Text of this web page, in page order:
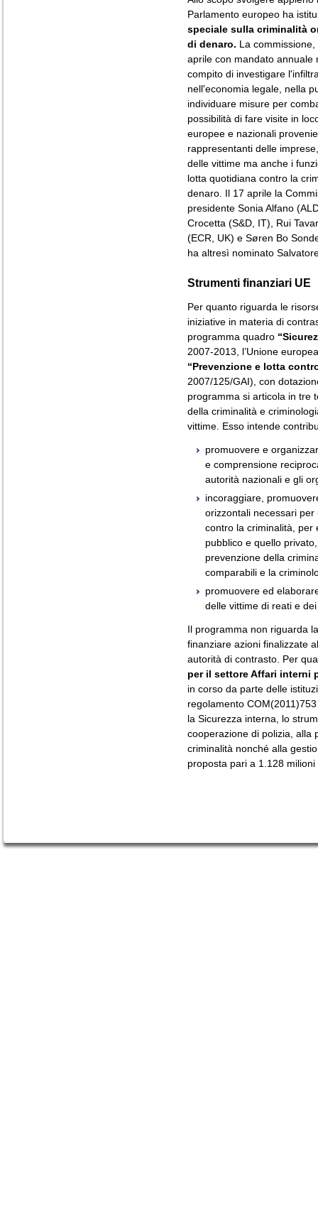
Parlamento europeo ha
speciale sulla criminalità
di denaro. La
aprile con mandato annuale
compito di investigare
nell'economia legale, nella
individuare misure per
possibilità di fare visite in
europee e nazionali
rappresentanti delle
delle vittime ma anche i
lotta quotidiana contro la
denaro. Il 17 aprile la
presidente Sonia Alfano
Crocetta (S&D, IT), Rui
(ECR, UK) e Søren Bo
ha altresì nominato
Strumenti finanziari UE
Per quanto riguarda le
iniziative in materia di
programma quadro
2007-2013, l’Unione
“Prevenzione e lotta
2007/125/GAI), con
programma si articola in tre
della criminalità e
vittime. Esso intende
promuovere e
e comprensione
autorità nazionali e gli
incoraggiare,
orizzontali necessari
contro la criminalità, per
pubblico e quello
prevenzione della
comparabili e la
promuovere ed
delle vittime di reati e
Il programma non riguarda
finanziare azioni finalizzate
autorità di contrasto. Per
per il settore Affari interni
in corso da parte delle
regolamento
la Sicurezza interna, lo
cooperazione di polizia, alla
criminalità nonché alla
proposta pari a 1.128 milioni